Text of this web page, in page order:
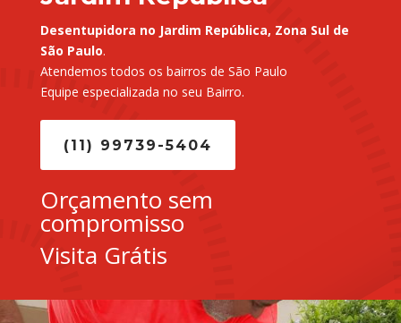
Desentupidora no Jardim República, Zona Sul de
São Paulo.
Atendemos todos os bairros de São Paulo
Equipe especializada no seu Bairro.
(11) 99739-5404
Orçamento sem
compromisso
Visita Grátis